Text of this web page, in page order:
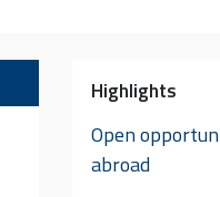
Highlights
Open
abroad